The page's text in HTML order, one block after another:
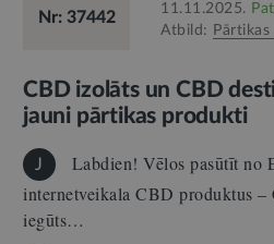
Nr: 37442 11.11.2025.
Atbild:
CBD izolāts un CBD
jauni pārtikas produkti
J
Labdien! Vēlos pasūtīt no
internetveikala CBD produktus
iegūts…